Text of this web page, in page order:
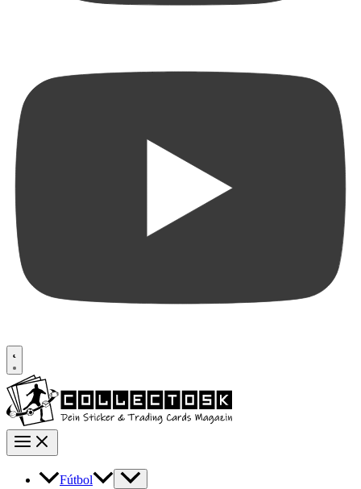
Fútbol